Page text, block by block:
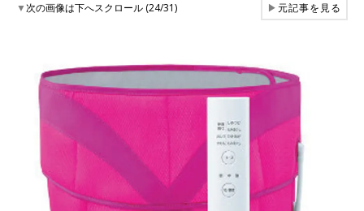
▼次の画像は下へスクロール (24/31) ▶元記事を見る